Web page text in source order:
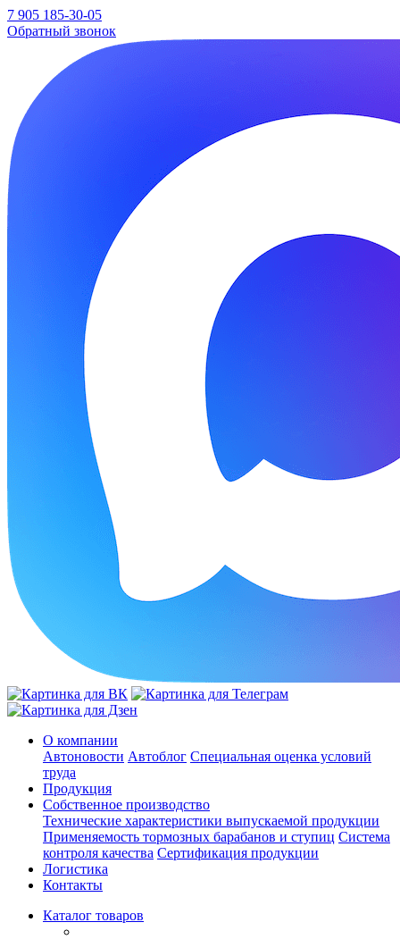
7 905 185-30-05
Обратный звонок
О компании
Автоновости Автоблог Специальная оценка условий
труда
Продукция
Собственное производство
Технические характеристики выпускаемой продукции
Применяемость тормозных барабанов и ступиц Система
контроля качества Сертификация продукции
Логистика
Контакты
Каталог товаров